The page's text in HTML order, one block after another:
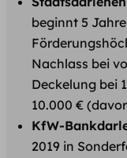
beginnt 5
Nachlass bei
Deckelung bei
10.000 €
KfW-
2019 in